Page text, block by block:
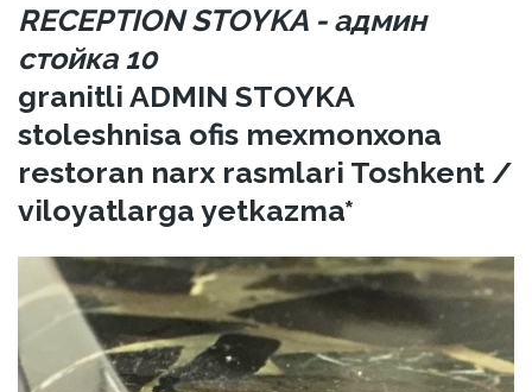
RECEPTION STOYKA - админ
стойка 10
granitli ADMIN STOYKA
stoleshnisa ofis mexmonxona
restoran narx rasmlari Toshkent /
viloyatlarga yetkazma*